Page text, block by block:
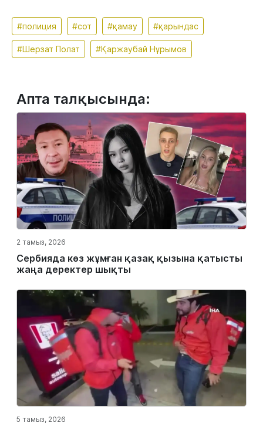
#полиция #сот #қамау #қарындас
#Шерзат Полат #Қаржаубай Нұрымов
Апта талқысында:
2 тамыз, 2026
Сербияда көз жұмған қазақ қызына қатысты
жаңа деректер шықты
5 тамыз, 2026